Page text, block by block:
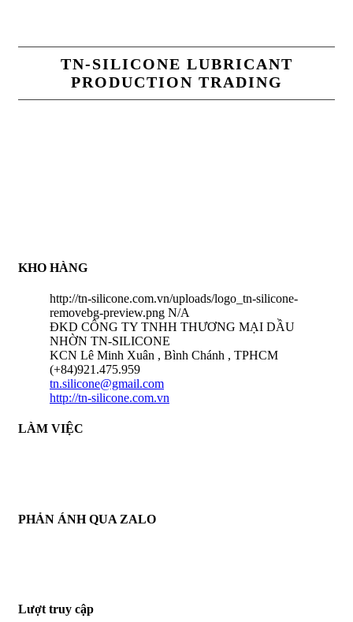
TN-SILICONE LUBRICANT
PRODUCTION TRADING
KHO HÀNG
http://tn-silicone.com.vn/uploads/logo_tn-silicone-
removebg-preview.png N/A
ĐKD CÔNG TY TNHH THƯƠNG MẠI DẦU
NHỜN TN-SILICONE
KCN Lê Minh Xuân , Bình Chánh , TPHCM
(+84)921.475.959
tn.silicone@gmail.com
http://tn-silicone.com.vn
LÀM VIỆC
PHẢN ÁNH QUA ZALO
Lượt truy cập